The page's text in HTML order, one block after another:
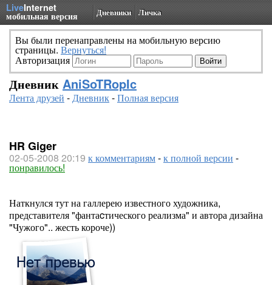
LiveInternet
мобильная версия Дневники Личка
Вы были перенаправлены на мобильную версию
страницы. Вернуться!
Авторизация
Дневник AniSoTRopIc
Лента друзей -Дневник-Полная версия
HR Giger
02-05-2008 20:19 к комментариям-к полной версии -
понравилось!
Наткнулся тут на галлерею известного художника,
представителя "фантаcтического реализма" и автора дизайна
"Чужого".. жесть короче))